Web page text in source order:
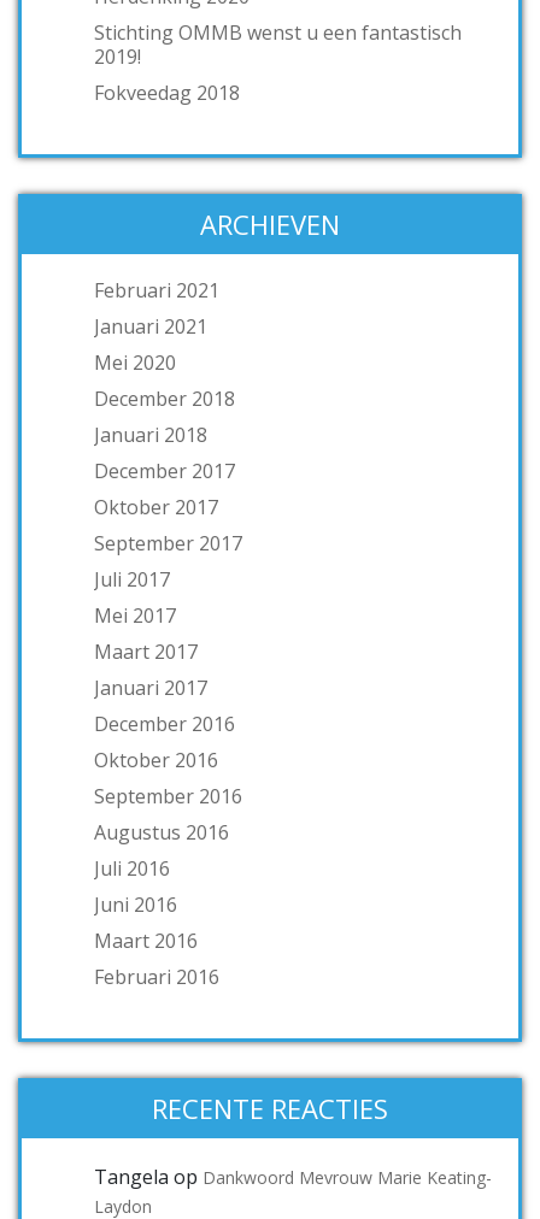
Stichting OMMB wenst u een fantastisch
2019!
Fokveedag 2018
ARCHIEVEN
Februari 2021
Januari 2021
Mei 2020
December 2018
Januari 2018
December 2017
Oktober 2017
September 2017
Juli 2017
Mei 2017
Maart 2017
Januari 2017
December 2016
Oktober 2016
September 2016
Augustus 2016
Juli 2016
Juni 2016
Maart 2016
Februari 2016
RECENTE REACTIES
Tangela op Dankwoord Mevrouw Marie Keating-
Laydon